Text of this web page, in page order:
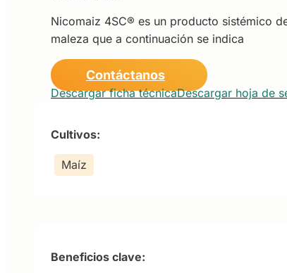
Nicomaiz 4SC® es un producto sistémico
maleza que a continuación se indica
Contáctanos
Descargar ficha técnicaDescargar hoja de
Cultivos:
Maíz
Beneficios clave: